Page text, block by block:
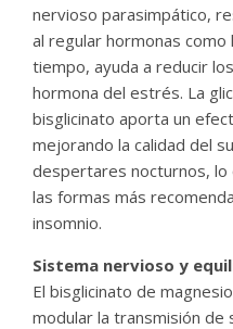
nervioso parasimpático,
al regular hormonas como
tiempo, ayuda a reducir
hormona del estrés. La
bisglicinato aporta un
mejorando la calidad del
despertares nocturnos, lo
las formas más
insomnio.
Sistema nervioso y
El bisglicinato de
modular la transmisión de